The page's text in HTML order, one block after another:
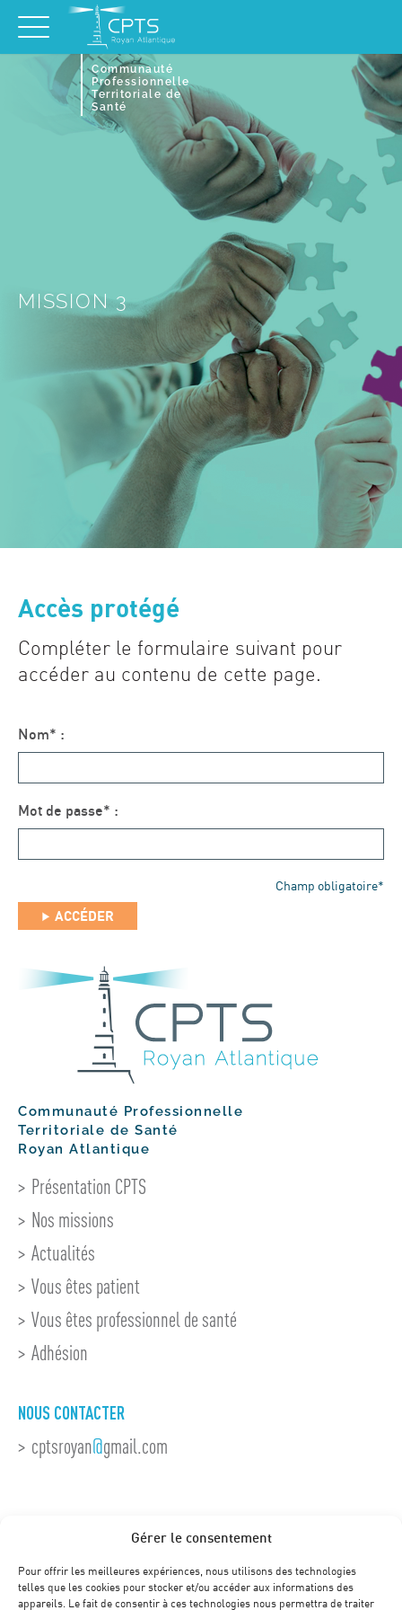
Gérer le consentement
Pour offrir les meilleures expériences, nous utilisons des technologies
telles que les cookies pour stocker et/ou accéder aux informations des
appareils. Le fait de consentir à ces technologies nous permettra de traiter
Communauté
Professionnelle
Territoriale de
Santé
MISSION 3
Accès protégé
Compléter le formulaire suivant pour
accéder au contenu de cette page.
Nom* :
Mot de passe* :
Champ obligatoire*
ACCÉDER
Communauté Professionnelle
Territoriale de Santé
Royan Atlantique
Présentation CPTS
Nos missions
Actualités
Vous êtes patient
Vous êtes professionnel de santé
Adhésion
NOUS CONTACTER
cptsroyan@gmail.com